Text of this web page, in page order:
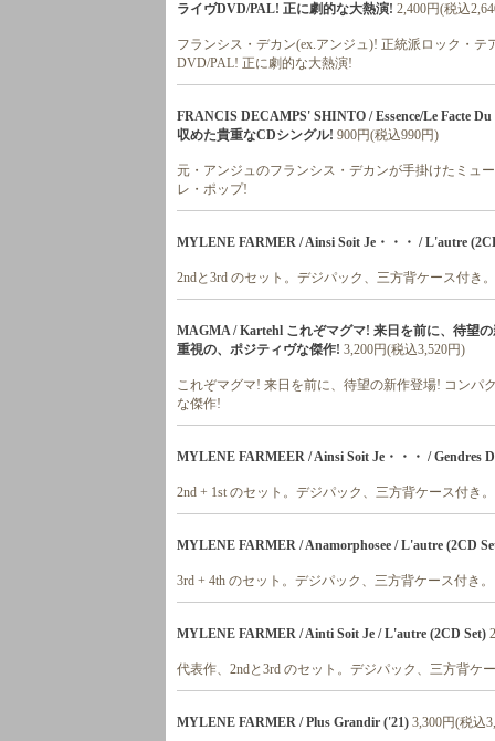
ライヴDVD/PAL! 正に劇的な大熱演! 2,400円(税込
フランシス・デカン(ex.アンジュ)! 正統派ロック・テ
DVD/PAL! 正に劇的な大熱演!
FRANCIS DECAMPS' SHINTO / Essence/Le Facte
収めた貴重なCDシングル! 900円(税込990円)
元・アンジュのフランシス・デカンが手掛けたミュ
レ・ポップ!
MYLENE FARMER / Ainsi Soit Je・・・ / L'autre
2ndと3rd のセット。デジパック、三方背ケース付き。
MAGMA / Kartehl これぞマグマ! 来日を前に、待望
重視の、ポジティヴな傑作! 3,200円(税込3,520円)
これぞマグマ! 来日を前に、待望の新作登場! コンパ
な傑作!
MYLENE FARMEER / Ainsi Soit Je・・・ / Gendres
2nd + 1st のセット。デジパック、三方背ケース付き。
MYLENE FARMER / Anamorphosee / L'autre (2CD
3rd + 4th のセット。デジパック、三方背ケース付き。
MYLENE FARMER / Ainti Soit Je / L'autre (2CD Set)
代表作、2ndと3rd のセット。デジパック、三方背ケ
MYLENE FARMER / Plus Grandir ('21) 3,300円(税込